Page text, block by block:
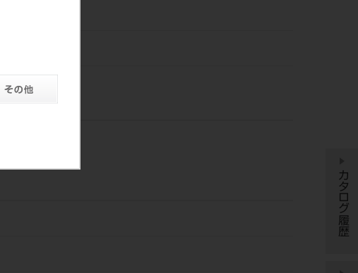
308
カタログ履歴